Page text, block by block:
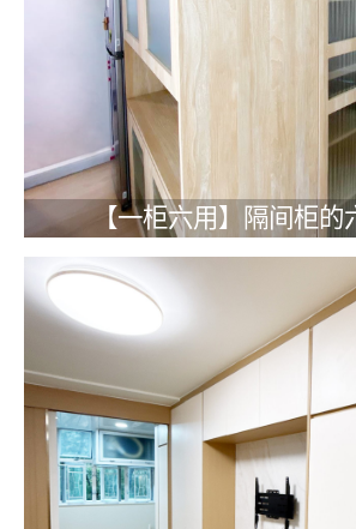
【一柜六用】隔间柜的